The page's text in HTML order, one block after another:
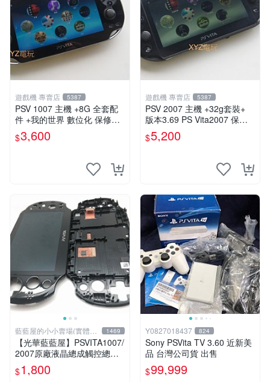
遊戲機 專賣店 5387
PSV 1007 主機 +8G 全套配
件 +我的世界 數位化 保修一
年 品質有保障 psv1007
$3,600
遊戲機 專賣店 5387
PSV 2007 主機 +32g套裝+
版本3.69 PS Vita2007 保修
一年 8成新
$5,200
藍藍屋的小小賣場(實體店
面)
1469
【光華藍藍屋】PSVITA1007/
2007原廠液晶總成觸控總成
代客更換液晶破裂觸控不良不
能顯示通通幫您修到好~
$1,800
Y0827018437 824
Sony PSVita TV 3.60 近新美
品 台灣公司貨 出售
$99,999